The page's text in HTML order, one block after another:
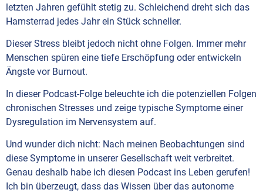
letzten Jahren gefühlt stetig zu. Schleichend dreht sich das
Hamsterrad jedes Jahr ein Stück schneller.
Dieser Stress bleibt jedoch nicht ohne Folgen. Immer mehr
Menschen spüren eine tiefe Erschöpfung oder entwickeln
Ängste vor Burnout.
In dieser Podcast-Folge beleuchte ich die potenziellen Folgen
chronischen Stresses und zeige typische Symptome einer
Dysregulation im Nervensystem auf.
Und wunder dich nicht: Nach meinen Beobachtungen sind
diese Symptome in unserer Gesellschaft weit verbreitet.
Genau deshalb habe ich diesen Podcast ins Leben gerufen!
Ich bin überzeugt, dass das Wissen über das autonome